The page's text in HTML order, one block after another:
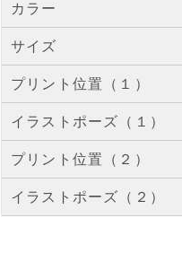
カラー
サイズ
プリント位置（１）
イラストポーズ（１）
プリント位置（２）
イラストポーズ（２）